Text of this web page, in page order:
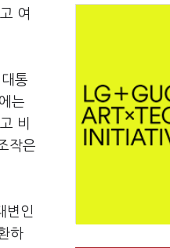
여
통
는
비
작은
변인
하